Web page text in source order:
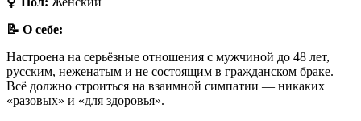
📝 О себе:
Настроена на серьёзные отношения с мужчиной до 48 лет,
русским, неженатым и не состоящим в гражданском браке.
Всё должно строиться на взаимной симпатии — никаких
«разовых» и «для здоровья».